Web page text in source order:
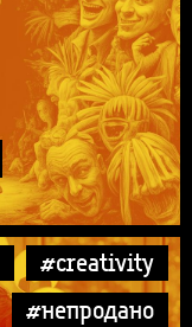
#creativity
#непродано